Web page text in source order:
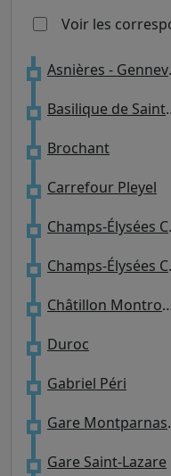
Voir les
Brochant
Carrefour Pleyel
Châtillon
Duroc
Gabriel Péri
Gare Saint-Lazare